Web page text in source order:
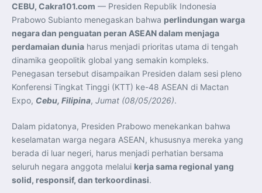
Ekonomi
Presiden Prabowo Terima Direktur FBI, Indonesia dan AS
Perkuat Kerja Sama Repatriasi Artefak Budaya
Menteri PKP dan Ketua DEN Perkuat Kolaborasi
Teknologi, Data, dan Pembiayaan Demi Percepatan
Program 3 Juta Rumah
Pendaftaran MagangHub Angkatan II Batch 1 Dibuka
hingga 28 Juli 2026, Kesempatan Raih Pengalaman Kerja
dan Sertifikasi Kompetensi
KASAU Bekali 154 Perwira Remaja AAU 2026, Tekankan
Integritas dan Profesionalisme sebagai Bekal
Pengabdian
Menlu Sugiono Dorong Kemitraan ASEAN–Inggris yang
Indonesia Dorong ASEAN dan Uni Eropa Perkuat
Stabilitas Global melalui Kemitraan Strategis
Menlu RI Dorong Kemitraan Ekonomi ASEAN–Korea
Selatan untuk Perkuat Ketahanan Kawasan
Kemitraan ASEAN–Kanada Perkuat Ketahanan Ekonomi,
Pangan, dan Energi Kawasan
ASEAN dan India Perkuat Ketahanan Kawasan lewat
Kerja Sama Maritim, Ekonomi, dan Kesehatan
CEBU, Cakra101.com — Presiden Republik Indonesia
Prabowo Subianto menegaskan bahwa perlindungan warga
negara dan penguatan peran ASEAN dalam menjaga
perdamaian dunia harus menjadi prioritas utama di tengah
dinamika geopolitik global yang semakin kompleks.
Penegasan tersebut disampaikan Presiden dalam sesi pleno
Konferensi Tingkat Tinggi (KTT) ke-48 ASEAN di Mactan
Expo, Cebu, Filipina, Jumat (08/05/2026).
Dalam pidatonya, Presiden Prabowo menekankan bahwa
keselamatan warga negara ASEAN, khususnya mereka yang
berada di luar negeri, harus menjadi perhatian bersama
seluruh negara anggota melalui kerja sama regional yang
solid, responsif, dan terkoordinasi.